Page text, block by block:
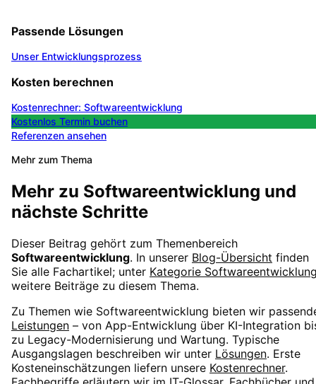
Passende Lösungen
Unser Entwicklungsprozess
Kosten berechnen
Kostenrechner: Softwareentwicklung
Kostenlos Termin buchen
Referenzen ansehen
Mehr zum Thema
Mehr zu Softwareentwicklung und
nächste Schritte
Dieser Beitrag gehört zum Themenbereich
Softwareentwicklung. In unserer Blog-Übersicht finden
Sie alle Fachartikel; unter Kategorie
weitere Beiträge zu diesem Thema.
Zu Themen wie Softwareentwicklung bieten wir
Leistungen – von App-Entwicklung über KI-Integration
zu Legacy-Modernisierung und Wartung. Typische
Ausgangslagen beschreiben wir unter Lösungen. Erste
Kosteneinschätzungen liefern unsere Kostenrechner.